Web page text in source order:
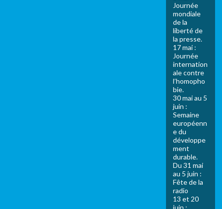
Journée
mondiale
de la
liberté de
la presse.
17 mai :
Journée
internation
ale contre
l’homopho
bie.
30 mai au 5
juin :
Semaine
européenn
e du
développe
ment
durable.
Du 31 mai
au 5 juin :
Fête de la
radio
13 et 20